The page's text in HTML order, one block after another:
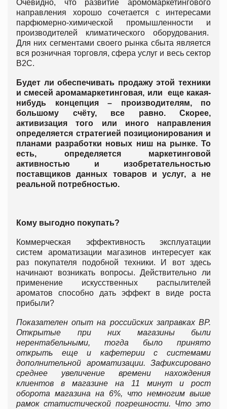
Очевидно, что развитие аромомаркетингового
направления хорошо сочетается с интересами
парфюмерно-химической промышленности и
производителей климатического оборудования.
Для них сегментами своего рынка сбыта является
вся розничная торговля, сфера услуг и весь сектор
B2C.
Будет ли обеспечивать продажу этой техники
и смесей аромамаркетинговая, или еще какая-
нибудь концепция – производителям, по
большому счёту, все равно. Скорее,
активизация того или иного направления
определяется стратегией позиционирования и
планами разработки новых ниш на рынке. То
есть, определяется маркетинговой
активностью и изобретательностью
поставщиков данных товаров и услуг, а не
реальной потребностью.
Кому выгодно покупать?
Коммерческая эффективность эксплуатации
систем ароматизации магазинов интересует как
раз покупателя подобной техники. И вот здесь
начинают возникать вопросы. Действительно ли
применение искусственных распылителей
ароматов способно дать эффект в виде роста
прибыли?
Показателен опыт на российских заправках BP.
Открытые при них магазины были
нерентабельными, тогда было принято
открыть еще и кафетерии с системами
дополнительной ароматизации. Зафиксировано
среднее увеличение времени нахождения
клиентов в магазине на 11 минут и рост
оборота магазина на 6%, что немногим выше
рамок статистической погрешности. Что это